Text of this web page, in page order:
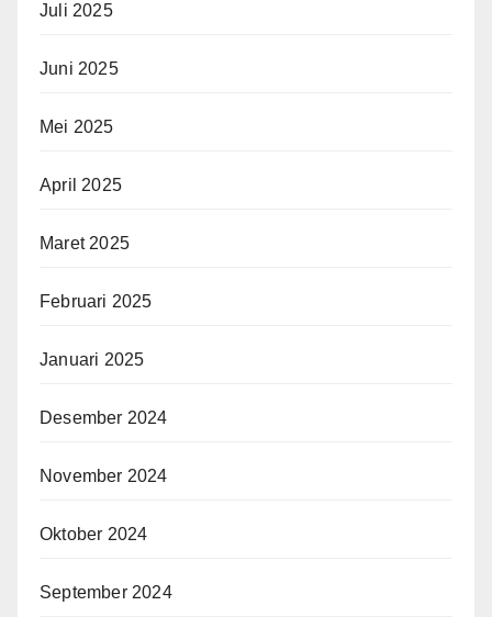
Juli 2025
Juni 2025
Mei 2025
April 2025
Maret 2025
Februari 2025
Januari 2025
Desember 2024
November 2024
Oktober 2024
September 2024